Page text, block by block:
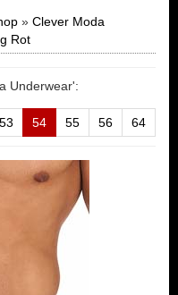
» Clever Moda
Rot
Underwear':
53 54 55 56 64